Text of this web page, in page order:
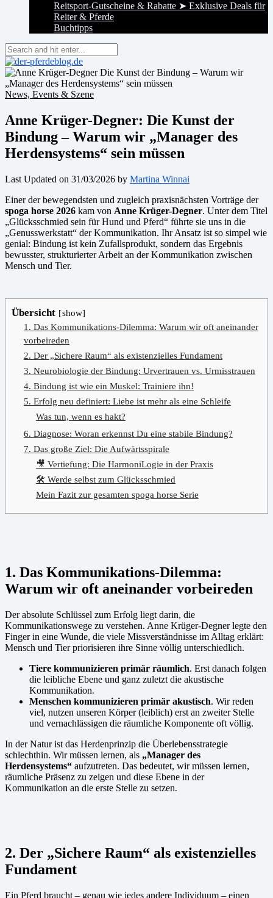
Reitsport-Gutscheine & Rabatte ➤ Exklusive Deals für
Reiter & Pferde
Buchtipps
News, Events & Szene
Anne Krüger-Degner: Die Kunst der
Bindung – Warum wir „Manager des
Herdensystems“ sein müssen
Last Updated on 31/03/2026 by Martina Winnai
Einer der bewegendsten und zugleich praxisnächsten Vorträge der
spoga horse 2026 kam von Anne Krüger-Degner. Unter dem Titel
„Glücksschmied sein für Hund und Pferd“ führte sie uns in die
„Genusswerkstatt“ der Kommunikation. Ihr Ansatz ist so simpel wie
genial: Bindung ist kein Zufallsprodukt, sondern das Ergebnis
bewusster, strukturierter Arbeit an der Kommunikation zwischen
Mensch und Tier.
Übersicht
show
1. Das Kommunikations-Dilemma: Warum wir oft aneinander
vorbeireden
2. Der „Sichere Raum“ als existenzielles Fundament
3. Neurobiologie der Bindung: Urvertrauen vs. Urmisstrauen
4. Bindung ist wie ein Muskel: Trainiere ihn!
5. Erfolg neu definiert: Liebe ist mehr als eine Schleife
Was tun, wenn es hakt?
6. Diagnose: Woran erkennst Du eine stabile Bindung?
7. Das große Ziel: Die Aufwärtsspirale
🎥 Vertiefung: Die HarmoniLogie in der Praxis
🛠️ Werde selbst zum Glücksschmied
Mein Fazit zur gesamten spoga horse Serie
1. Das Kommunikations-Dilemma:
Warum wir oft aneinander vorbeireden
Der absolute Schlüssel zum Erfolg liegt darin, die
Kommunikationswege zu verstehen. Anne Krüger-Degner legte den
Finger in eine Wunde, die viele Missverständnisse im Alltag erklärt:
Mensch und Tier priorisieren ihre Sinne völlig unterschiedlich.
Tiere kommunizieren primär räumlich. Erst danach folgen
die leibliche Ebene und ganz zuletzt die akustische
Kommunikation.
Menschen kommunizieren primär akustisch. Wir reden
viel, nutzen unseren Körper (leiblich) erst an zweiter Stelle
und vernachlässigen die räumliche Komponente oft völlig.
In der Natur ist das Herdenprinzip die Überlebensstrategie
schlechthin. Wir müssen lernen, als „Manager des
Herdensystems“ aufzutreten. Das bedeutet, wir müssen lernen,
räumliche Präsenz zu zeigen und diese Ebene in der
Kommunikation an die erste Stelle zu setzen.
2. Der „Sichere Raum“ als existenzielles
Fundament
Ein Pferd braucht – genau wie jedes andere Individuum – einen